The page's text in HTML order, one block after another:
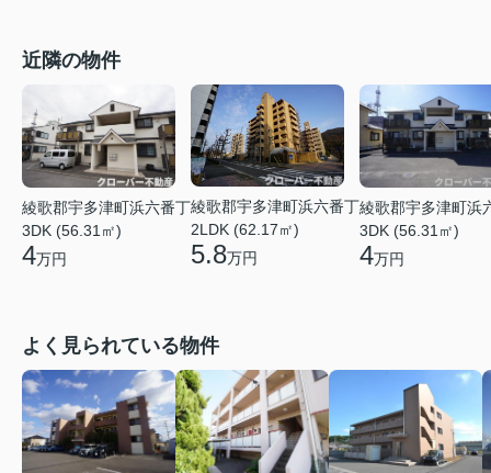
近隣の物件
綾歌郡宇多津町浜六番丁
3DK (56.31㎡)
4万円
綾歌郡宇多津町浜六番丁
2LDK (62.17㎡)
5.8万円
綾歌郡宇多津町浜
3DK (56.31㎡)
4万円
よく見られている物件